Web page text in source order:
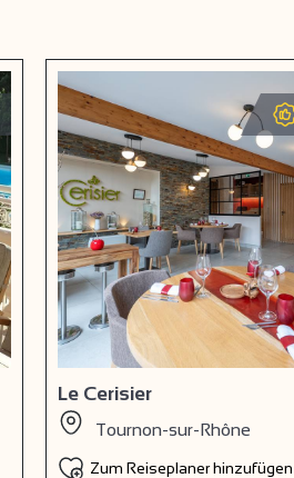
Le Cerisier
Tournon-sur-Rhône
Zum Reiseplaner hinzufügen